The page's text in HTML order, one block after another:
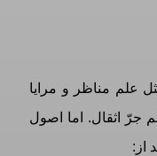
علم مناظر و مرایا
جرّ اثقال. اما اصول
از: